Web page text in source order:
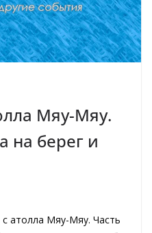
Мяу-Мяу.
на берег и
с атолла Мяу-Мяу. Часть